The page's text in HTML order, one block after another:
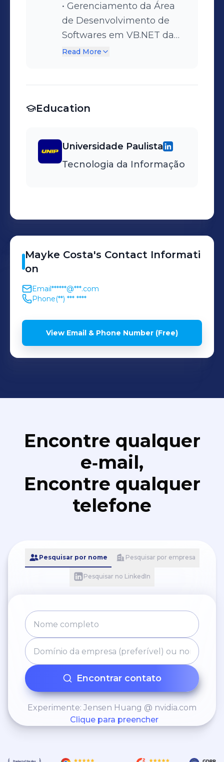
• Gerenciamento da Área
de Desenvolvimento de
Softwares em VB.NET da
Flextronics Internacional e
Paulo). • Responsável pelo
Telecom e Chão de Fábrica
“Shop Floor” – Injet e
Read More
Education
Universidade Paulista
Tecnologia da Informação
Mayke Costa's Contact Informati
on
Email******@***.com
Phone(**) *** ****
View Email & Phone Number (Free)
Encontre qualquer
e‑mail,
Encontre qualquer
telefone
Pesquisar por nome Pesquisar por empresa
Pesquisar no LinkedIn
Encontrar contato
Experimente: Jensen Huang @ nvidia.com
Clique para preencher